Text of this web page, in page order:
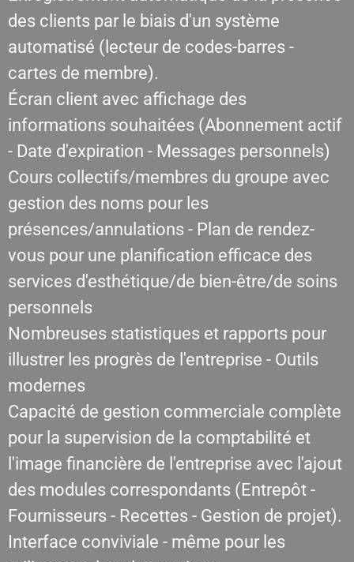
des clients par le biais d'un système
automatisé (lecteur de codes-barres -
cartes de membre).
Écran client avec affichage des
informations souhaitées (Abonnement actif
- Date d'expiration - Messages personnels)
Cours collectifs/membres du groupe avec
gestion des noms pour les
présences/annulations - Plan de rendez-
vous pour une planification efficace des
services d'esthétique/de bien-être/de soins
personnels
Nombreuses statistiques et rapports pour
illustrer les progrès de l'entreprise - Outils
modernes
Capacité de gestion commerciale complète
pour la supervision de la comptabilité et
l'image financière de l'entreprise avec l'ajout
des modules correspondants (Entrepôt -
Fournisseurs - Recettes - Gestion de projet).
Interface conviviale - même pour les